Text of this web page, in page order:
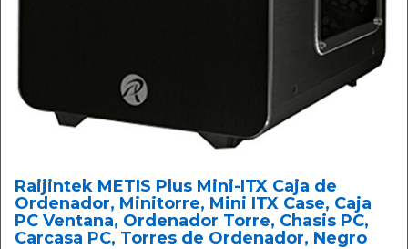
Raijintek METIS Plus Mini-ITX Caja de
Ordenador, Minitorre, Mini ITX Case, Caja
PC Ventana, Ordenador Torre, Chasis PC,
Carcasa PC, Torres de Ordenador, Negro